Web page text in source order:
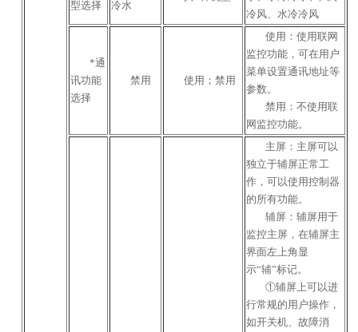
型选择
冷水
冷风、水冷冷风
*通
讯功能
选择
禁用 使用；禁用
使用：使用联网
监控功能，可在用户
菜单设置通讯地址等
参数。
禁用：不使用联
网监控功能。
主屏：主屏可以
独立于辅屏正常工
作，可以使用控制器
的所有功能。
辅屏：辅屏用于
监控主屏，在辅屏主
界面左上角显
示“辅”标记。
①辅屏上可以进
行常规的用户操作，
如开关机、故障消